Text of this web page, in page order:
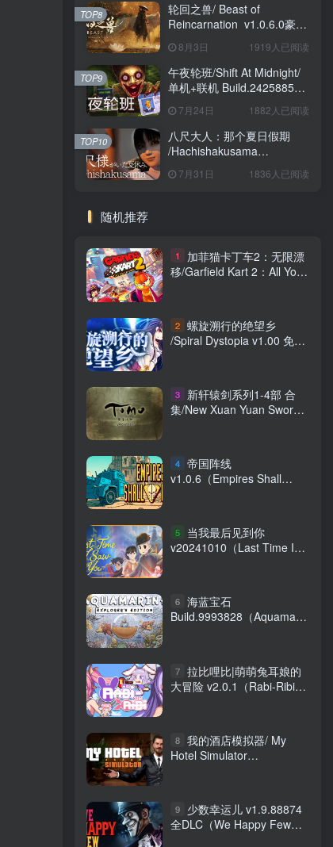
轮回之兽/ Beast of
Reincarnation v1.0.6.0豪华
8月3日 1919人已阅读
TOP8
午夜轮班/Shift At Midnight/
单机+联机 Build.24258857
7月24日 1882人已阅读
TOP9
八尺大人：那个夏日假期
/Hachishakusama
版 7月31日 1836人已阅读
TOP10
随机推荐
1
加菲猫卡丁车2：无限漂
移/Garfield Kart 2：All You
2 螺旋溯行的绝望乡
/Spiral Dystopia v1.00 免安
3
新轩辕剑系列1-4部 合
集/New Xuan Yuan Sword
4 帝国阵线
v1.0.6（Empires Shall
5
当我最后见到你
v20241010（Last Time I
6 海蓝宝石
Build.9993828（Aquamarine:
7 拉比哩比|萌萌兔耳娘的
大冒险 v2.0.1（Rabi-Ribi）
8 我的酒店模拟器/ My
Hotel Simulator
9
少数幸运儿 v1.9.88874
全DLC（We Happy Few）